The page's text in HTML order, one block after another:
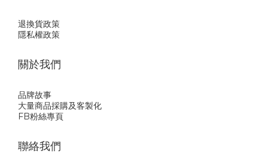
退換貨政策
隱私權政策
關於我們
品牌故事
大量商品採購及客製化
FB粉絲專頁
聯絡我們